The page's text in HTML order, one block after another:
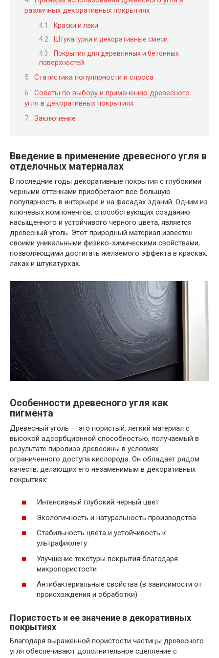
различных декоративных покрытиях
Краски и лаки
Штукатурки и декоративные смеси
Покрытия для деревянных и бетонных
поверхностей
Статистика популярности и спроса
Советы по выбору и применению древесного
угля в декоративных покрытиях
Заключение
Введение в применение древесного угля в
отделочных материалах
В последние годы декоративные покрытия с глубокими
черными оттенками приобретают всё большую
популярность в интерьере и на фасадах зданий. Одним из
ключевых компонентов, способствующих созданию
насыщенного и устойчивого черного цвета, является
древесный уголь. Этот природный материал известен
своими уникальными физико-химическими свойствами,
позволяющими достигать желаемого эффекта в красках,
лаках и штукатурках.
Особенности древесного угля как
пигмента
Древесный уголь — это пористый, легкий материал с
высокой адсорбционной способностью, получаемый в
результате пиролиза древесины в условиях
ограниченного доступа кислорода. Он обладает рядом
качеств, делающих его незаменимым в декоративных
покрытиях:
Интенсивный глубокий черный цвет
Экологичность и натуральность производства
Стабильность цвета и устойчивость к
ультрафиолету
Улучшение текстуры покрытия благодаря
микропористости
Антибактериальные свойства (в зависимости от
происхождения и обработки)
Пористость и ее значение в декоративных
покрытиях
Благодаря выраженной пористости частицы древесного
угля обеспечивают дополнительное сцепление с